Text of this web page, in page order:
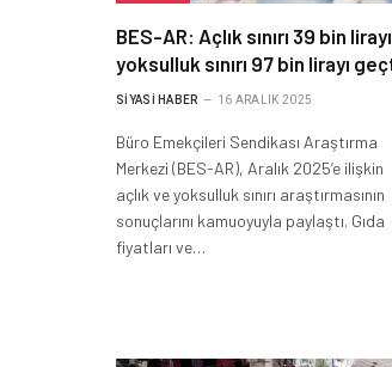
BES-AR: Açlık sınırı 39 bin
yoksulluk sınırı 97 bin lirayı
SIYASI HABER 16 ARALIK 2025
Büro Emekçileri Sendikası Araştırma
Merkezi (BES-AR), Aralık 2025’e ilişkin
açlık ve yoksulluk sınırı araştırmasının
sonuçlarını kamuoyuyla paylaştı. Gıda
fiyatları ve…